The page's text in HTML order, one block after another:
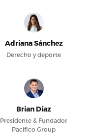
Adriana Sánchez
Derecho y deporte
Brian Díaz
Presidente & Fundador
Pacifico Group